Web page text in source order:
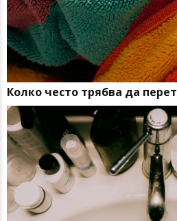
Колко често трябва да